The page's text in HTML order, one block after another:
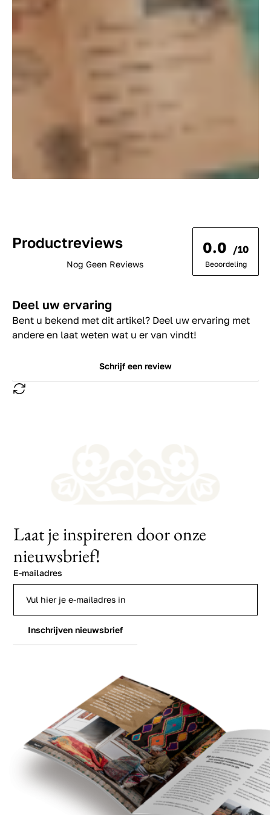
Productreviews
Nog Geen Reviews
0.0 /10
Beoordeling
Deel uw ervaring
Bent u bekend met dit artikel? Deel uw ervaring met
andere en laat weten wat u er van vindt!
Schrijf een review
Laat je inspireren door onze
nieuwsbrief!
E-mailadres
Inschrijven nieuwsbrief